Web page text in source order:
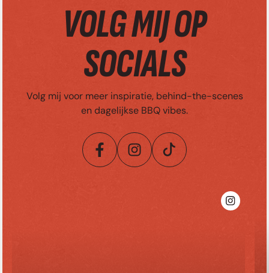
VOLG MIJ OP
SOCIALS
Volg mij voor meer inspiratie, behind-the-scenes
en dagelijkse BBQ vibes.